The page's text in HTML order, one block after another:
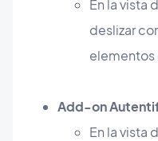
En la vista
deslizar
elementos
Add-on
En la vista